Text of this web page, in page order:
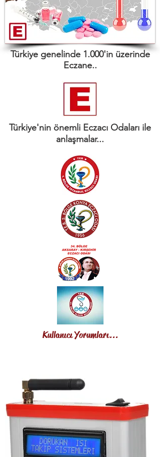
Türkiye genelinde 1.000'in üzerinde
Eczane..
Türkiye'nin önemli Eczacı Odaları ile
anlaşmalar...
Kullanıcı Yorumları...